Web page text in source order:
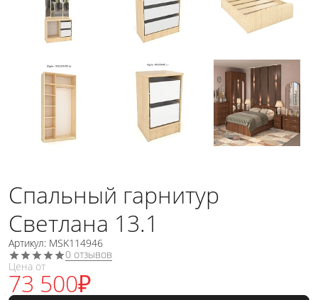
Спальный гарнитур
Светлана 13.1
Артикул: MSK114946
0 отзывов
Цена от
73 500₽